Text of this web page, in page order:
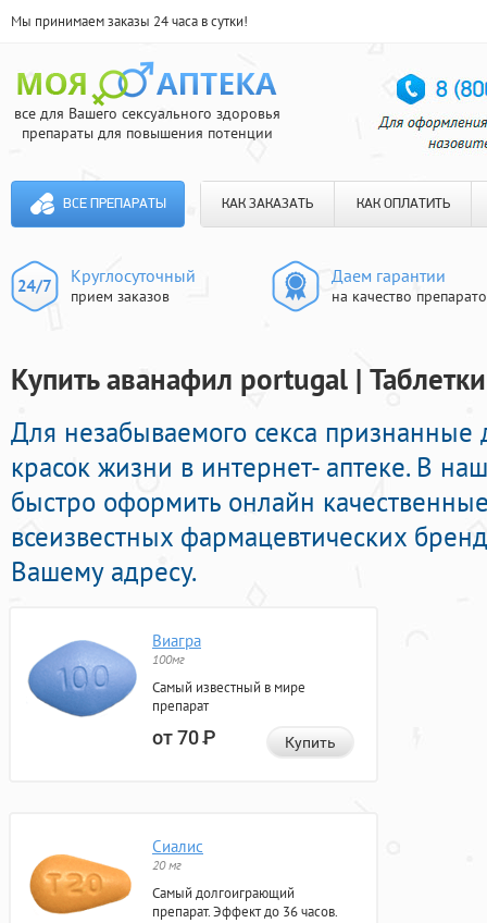
Мы принимаем заказы 24 часа в сутки!
все для Вашего сексуального здоровья
препараты для повышения потенции
ВСЕ ПРЕПАРАТЫ КАК ЗАКАЗАТЬ КАК ОПЛАТИТЬ
Круглосуточный
прием заказов
Даем гарантии
на качество
Купить аванафил portugal |
Для незабываемого секса
красок жизни в интернет- аптеке. В
быстро оформить онлайн
всеизвестных фармацевтических
Вашему адресу.
Виагра
100мг
Самый известный в мире
препарат
от 70Р Купить
Сиалис
20 мг
Самый долгоиграющий
препарат. Эффект до 36 часов.